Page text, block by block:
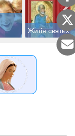
Житія святих